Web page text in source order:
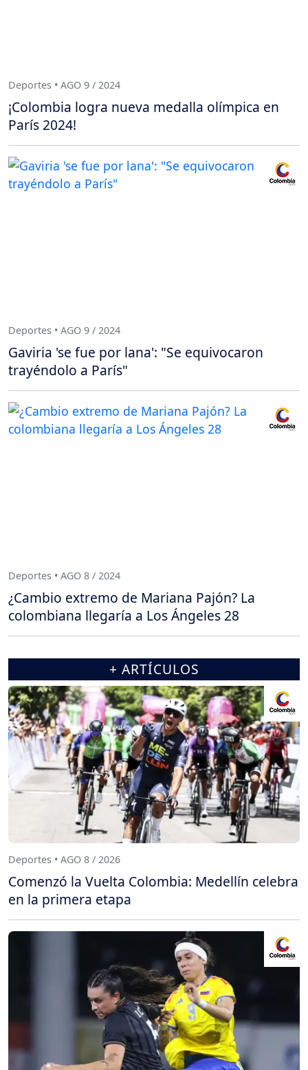
Deportes • AGO 9 / 2024
¡Colombia logra nueva medalla olímpica en
París 2024!
Deportes • AGO 9 / 2024
Gaviria 'se fue por lana': "Se equivocaron
trayéndolo a París"
Deportes • AGO 8 / 2024
¿Cambio extremo de Mariana Pajón? La
colombiana llegaría a Los Ángeles 28
+ ARTÍCULOS
Deportes • AGO 8 / 2026
Comenzó la Vuelta Colombia: Medellín celebra
en la primera etapa